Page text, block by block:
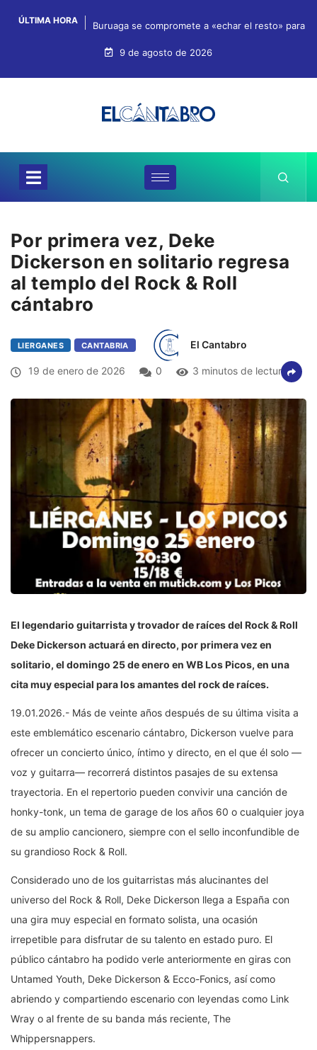
ÚLTIMA HORA Buruaga se compromete a «echar el resto» para
9 de agosto de 2026
Por primera vez, Deke
Dickerson en solitario regresa
al templo del Rock & Roll
cántabro
LIERGANES CANTABRIA El Cantabro
19 de enero de 2026 0 3 minutos de lectura
El legendario guitarrista y trovador de raíces del Rock & Roll
Deke Dickerson actuará en directo, por primera vez en
solitario, el domingo 25 de enero en WB Los Picos, en una
cita muy especial para los amantes del rock de raíces.
19.01.2026.- Más de veinte años después de su última visita a
este emblemático escenario cántabro, Dickerson vuelve para
ofrecer un concierto único, íntimo y directo, en el que él solo —
voz y guitarra— recorrerá distintos pasajes de su extensa
trayectoria. En el repertorio pueden convivir una canción de
honky-tonk, un tema de garage de los años 60 o cualquier joya
de su amplio cancionero, siempre con el sello inconfundible de
su grandioso Rock & Roll.
Considerado uno de los guitarristas más alucinantes del
universo del Rock & Roll, Deke Dickerson llega a España con
una gira muy especial en formato solista, una ocasión
irrepetible para disfrutar de su talento en estado puro. El
público cántabro ha podido verle anteriormente en giras con
Untamed Youth, Deke Dickerson & Ecco-Fonics, así como
abriendo y compartiendo escenario con leyendas como Link
Wray o al frente de su banda más reciente, The
Whippersnappers.